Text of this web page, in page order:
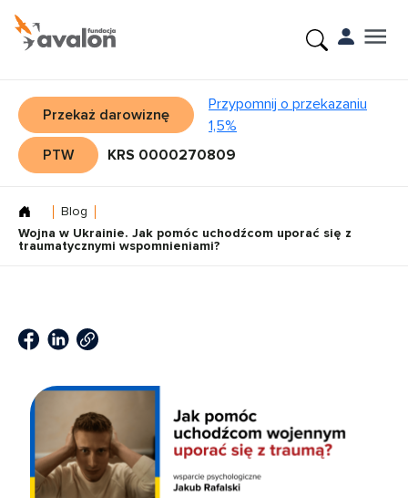
Przekaż darowiznę
Przypomnij o przekazaniu
1,5%
PTW
KRS 0000270809
Blog
Wojna w Ukrainie. Jak pomóc uchodźcom uporać się z
traumatycznymi wspomnieniami?